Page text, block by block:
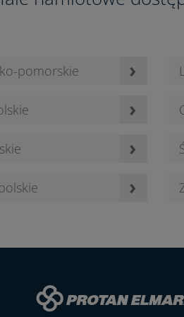
pomorskie ›
›
›
›